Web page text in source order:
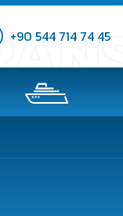
+90 544 714 74 45